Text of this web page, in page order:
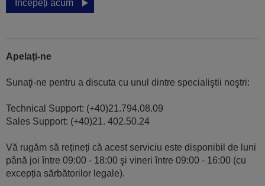
Începeți acum
Apelați-ne
Sunaţi-ne pentru a discuta cu unul dintre specialiştii noştri:
Technical Support: (+40)21.794.08.09
Sales Support: (+40)21. 402.50.24
Vă rugăm să rețineți că acest serviciu este disponibil de luni
până joi între 09:00 - 18:00 şi vineri între 09:00 - 16:00 (cu
excepția sărbătorilor legale).